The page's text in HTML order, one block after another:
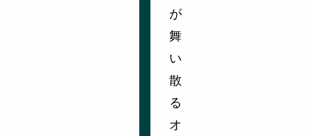
が
舞
い
散
る
オ